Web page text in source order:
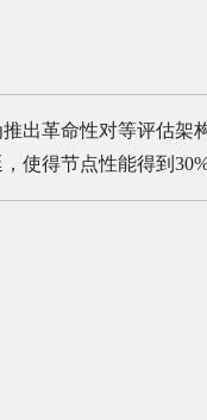
出革命性对等评估架
使得节点性能得到30%